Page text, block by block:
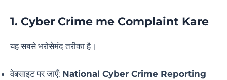
1. Cyber Crime me Complaint Kare
यह सबसे भरोसेमंद तरीका है।
वेबसाइट पर जाएँ: National Cyber Crime Reporting